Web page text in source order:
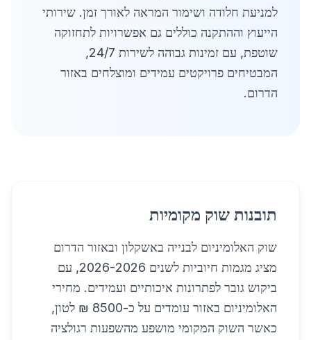
למניעת חלודה ושימור המראה לאורך זמן. שירותי
הייעוץ וההתקנה כוללים גם אפשרויות לתחזוקה
שוטפת, עם זמינות גבוהה לשירות 24/7,
המבטיחים פרויקטים עמידים ומוצלחים באזור
הדרום.
תובנות שוק מקומיות
שוק האלומיניום לבנייה באשקלון ובאזור הדרום
מציג מגמות חיוביות לשנים 2026-2026, עם
ביקוש גובר לפתרונות איכותיים ועמידים. מחירי
האלומיניום באזור עומדים על כ-8500 ₪ לטון,
כאשר השוק המקומי מושפע מהשפעות רגולציה